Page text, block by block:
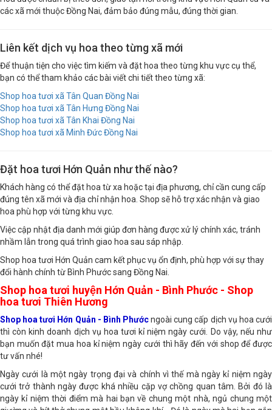
Hoa được chuẩn bị theo đơn, giao tận nơi trong khu vực Hớn Quản cũ và
các xã mới thuộc Đồng Nai, đảm bảo đúng mẫu, đúng thời gian.
Liên kết dịch vụ hoa theo từng xã mới
Để thuận tiện cho việc tìm kiếm và đặt hoa theo từng khu vực cụ thể,
bạn có thể tham khảo các bài viết chi tiết theo từng xã:
Shop hoa tươi xã Tân Quan Đồng Nai
Shop hoa tươi xã Tân Hưng Đồng Nai
Shop hoa tươi xã Tân Khai Đồng Nai
Shop hoa tươi xã Minh Đức Đồng Nai
Đặt hoa tươi Hớn Quản như thế nào?
Khách hàng có thể đặt hoa từ xa hoặc tại địa phương, chỉ cần cung cấp
đúng tên xã mới và địa chỉ nhận hoa. Shop sẽ hỗ trợ xác nhận và giao
hoa phù hợp với từng khu vực.
Việc cập nhật địa danh mới giúp đơn hàng được xử lý chính xác, tránh
nhầm lẫn trong quá trình giao hoa sau sáp nhập.
Shop hoa tươi Hớn Quản cam kết phục vụ ổn định, phù hợp với sự thay
đổi hành chính từ Bình Phước sang Đồng Nai.
Shop hoa tươi huyện Hớn Quản - Bình Phước - Shop
hoa tươi Thiên Hương
Shop hoa tươi Hớn Quản - Bình Phước
ngoài cung cấp dịch vụ hoa cưới
thì còn kinh doanh dịch vụ hoa tươi kỉ niệm ngày cưới. Do vậy, nếu như
bạn muốn đặt mua hoa kỉ niệm ngày cưới thì hãy đến với shop để được
Ngày cưới là một ngày trọng đại và chính vì thế mà ngày kỉ niệm ngày
cưới trở thành ngày được khá nhiều cặp vợ chồng quan tâm. Bởi đó là
ngày kỉ niệm thời điểm mà hai bạn về chung một nhà, ngủ chung một